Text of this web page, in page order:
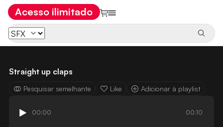
Acesso ilimitado
Straight up claps
Pesquisar semelhante Like Adicionar à playlist
00:00 00:10